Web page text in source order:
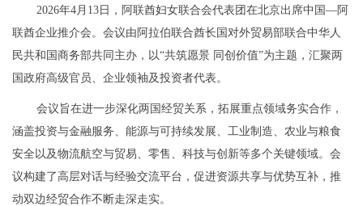
2026年4月13日，阿联酋妇女联合会代表团在北京出席中国—阿
联酋企业推介会。会议由阿拉伯联合酋长国对外贸易部联合中华人
民共和国商务部共同主办，以“共筑愿景 同创价值”为主题，汇聚两
国政府高级官员、企业领袖及投资者代表。
会议旨在进一步深化两国经贸关系，拓展重点领域务实合作，
涵盖投资与金融服务、能源与可持续发展、工业制造、农业与粮食
安全以及物流航空与贸易、零售、科技与创新等多个关键领域。会
议构建了高层对话与经验交流平台，促进资源共享与优势互补，推
动双边经贸合作不断走深走实。